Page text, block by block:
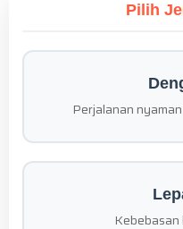
Pilih
Perjalanan